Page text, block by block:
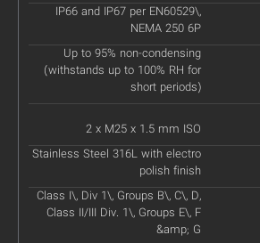
IP66 and IP67 per EN60529\,
NEMA 250 6P
Up to 95% non-condensing
(withstands up to 100% RH for
short periods)
2 x M25 x 1.5 mm ISO
Stainless Steel 316L with electro
polish finish
Class I\, Div 1\, Groups B\, C\, D,
Class II/III Div. 1\, Groups E\, F
&amp; G